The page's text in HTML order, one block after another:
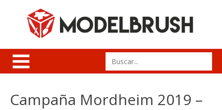
Search
for:
Campaña Mordheim 2019 –